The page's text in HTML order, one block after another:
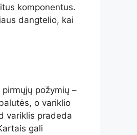
komponentus.
dangtelio, kai
požymių –
o variklio
variklis pradeda
gali